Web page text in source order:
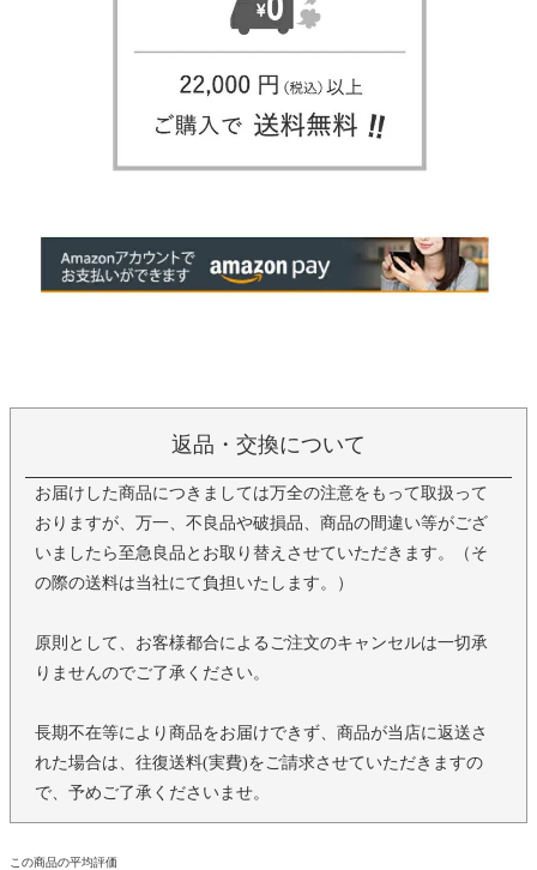
返品・交換について
お届けした商品につきましては万全の注意をもって取扱って
おりますが、万一、不良品や破損品、商品の間違い等がござ
いましたら至急良品とお取り替えさせていただきます。（そ
の際の送料は当社にて負担いたします。）
原則として、お客様都合によるご注文のキャンセルは一切承
りませんのでご了承ください。
長期不在等により商品をお届けできず、商品が当店に返送さ
れた場合は、往復送料(実費)をご請求させていただきますの
で、予めご了承くださいませ。